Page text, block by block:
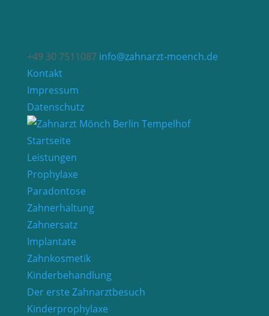
+49 30 7511087 info@zahnarzt-moench.de
Kontakt
Impressum
Datenschutz
Startseite
Leistungen
Prophylaxe
Paradontose
Zahnerhaltung
Zahnersatz
Implantate
Zahnkosmetik
Kinderbehandlung
Der erste Zahnarztbesuch
Kinderprophylaxe